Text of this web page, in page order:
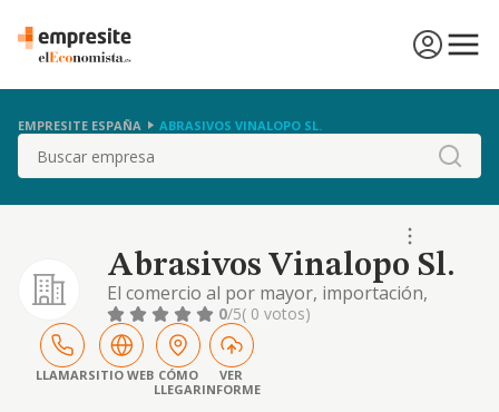
EMPRESITE ESPAÑA ABRASIVOS VINALOPO SL.
Buscar
Abrasivos Vinalopo Sl.
El comercio al por mayor, importación,
exportación e intermediación de productos
abrasivos para la industria del mármol y
piedra natural o artificial. la compraventa e
intermediación de toda clase de fincas
rústicas y urbanas, la promoción y
0/5( 0 votos)
LLAMARSITIO WEB CÓMO
LLEGAR
VER
INFORME